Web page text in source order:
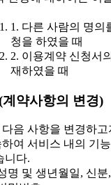
1. 다른 사람의 명의
청을 하였을 때
2. 이용계약 신청서
재하였을 때
계약사항의 변경)
음 사항을 변경하고
여 서비스 내의 기
니다.
명 및 생년월일, 신분